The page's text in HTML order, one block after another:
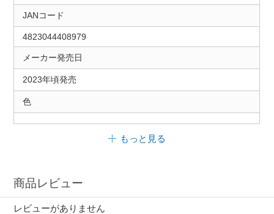
JANコード
4823044408979
メーカー発売日
2023年頃発売
色
もっと見る
商品レビュー
レビューがありません